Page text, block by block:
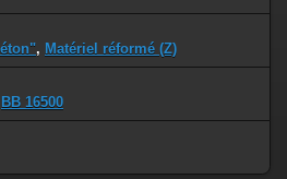
, Matériel réformé (Z)
BB 16500